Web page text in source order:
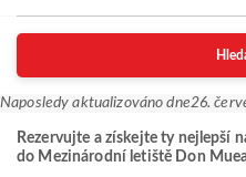
Naposledy aktualizováno dne26.
Rezervujte a získejte ty nejlepší
do Mezinárodní letiště Don